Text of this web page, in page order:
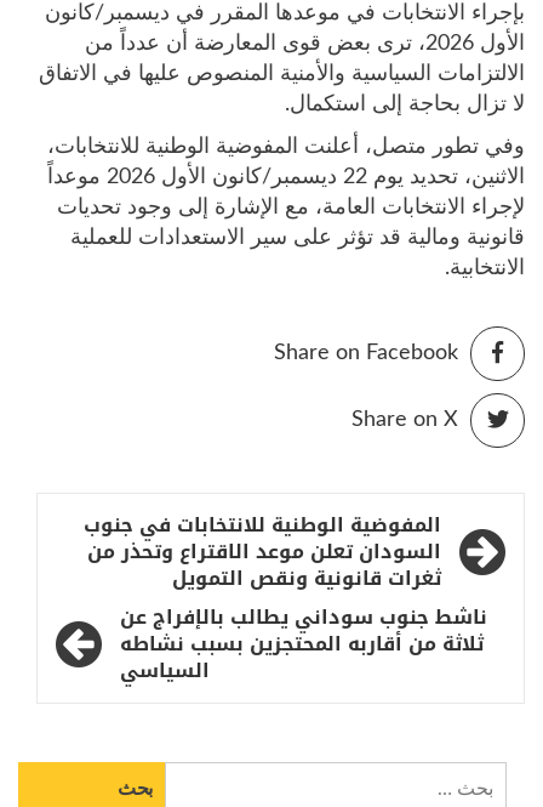
بإجراء الانتخابات في موعدها المقرر في ديسمبر/كانون
الأول 2026، ترى بعض قوى المعارضة أن عدداً من
الالتزامات السياسية والأمنية المنصوص عليها في الاتفاق
لا تزال بحاجة إلى استكمال.
وفي تطور متصل، أعلنت المفوضية الوطنية للانتخابات،
الاثنين، تحديد يوم 22 ديسمبر/كانون الأول 2026 موعداً
لإجراء الانتخابات العامة، مع الإشارة إلى وجود تحديات
قانونية ومالية قد تؤثر على سير الاستعدادات للعملية
الانتخابية.
Share on Facebook
Share on X
تصفّح
المقالات
المفوضية الوطنية للانتخابات في جنوب
السودان تعلن موعد الاقتراع وتحذر من
ثغرات قانونية ونقص التمويل
ناشط جنوب سوداني يطالب بالإفراج عن
ثلاثة من أقاربه المحتجزين بسبب نشاطه
السياسي
عن: